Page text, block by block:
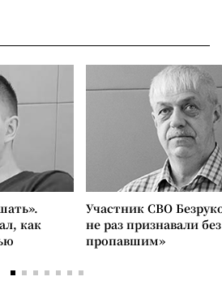
как
Участник СВО
не раз признавали
пропавшим»